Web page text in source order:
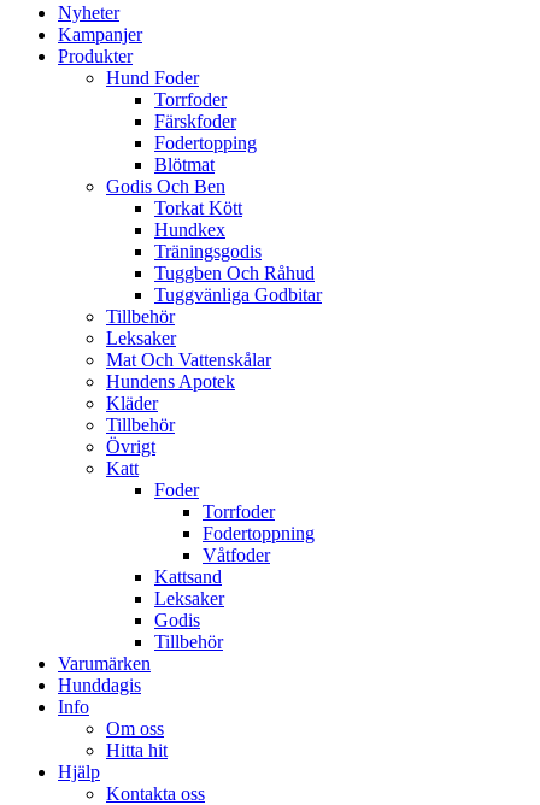
Nyheter
Kampanjer
Produkter
Hund Foder
Torrfoder
Färskfoder
Fodertopping
Blötmat
Godis Och Ben
Torkat Kött
Hundkex
Träningsgodis
Tuggben Och Råhud
Tuggvänliga Godbitar
Tillbehör
Leksaker
Mat Och Vattenskålar
Hundens Apotek
Kläder
Tillbehör
Övrigt
Katt
Foder
Torrfoder
Fodertoppning
Våtfoder
Kattsand
Leksaker
Godis
Tillbehör
Varumärken
Hunddagis
Info
Om oss
Hitta hit
Hjälp
Kontakta oss